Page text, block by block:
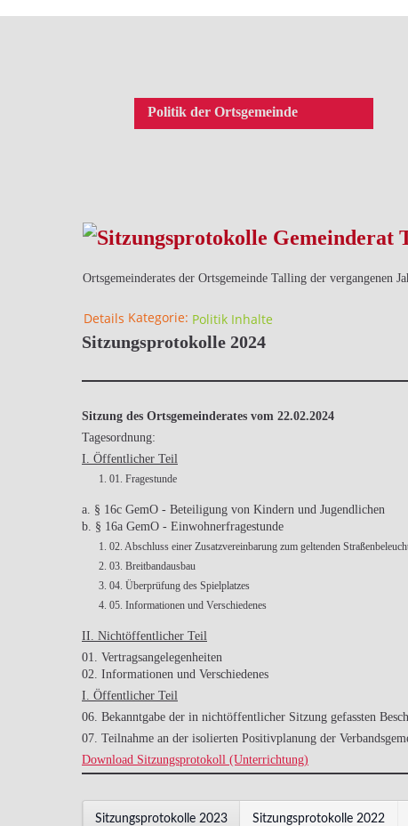
Politik der Ortsgemeinde
Ortsgemeinderates der Ortsgemeinde Talling der vergangenen
Details Kategorie: Politik Inhalte
Sitzungsprotokolle 2024
Sitzung des Ortsgemeinderates vom 22.02.2024
Tagesordnung:
I. Öffentlicher Teil
01. Fragestunde
a. § 16c GemO - Beteiligung von Kindern und Jugendlichen
b. § 16a GemO - Einwohnerfragestunde
02. Abschluss einer Zusatzvereinbarung zum geltenden
03. Breitbandausbau
04. Überprüfung des Spielplatzes
05. Informationen und Verschiedenes
II. Nichtöffentlicher Teil
01. Vertragsangelegenheiten
02. Informationen und Verschiedenes
I. Öffentlicher Teil
06. Bekanntgabe der in nichtöffentlicher Sitzung gefassten
07. Teilnahme an der isolierten Positivplanung der
Download Sitzungsprotokoll (Unterrichtung)
Sitzungsprotokolle 2023 Sitzungsprotokolle 2022